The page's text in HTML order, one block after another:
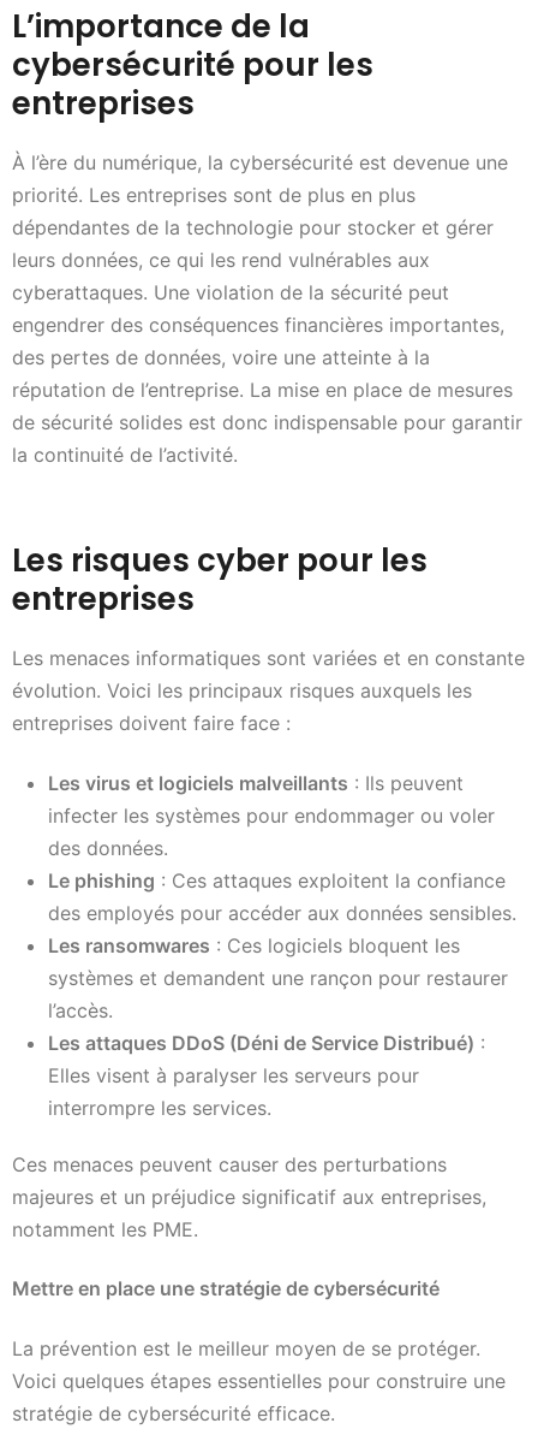
L’importance de la
cybersécurité pour les
entreprises
À l’ère du numérique, la cybersécurité est devenue une
priorité. Les entreprises sont de plus en plus
dépendantes de la technologie pour stocker et gérer
leurs données, ce qui les rend vulnérables aux
cyberattaques. Une violation de la sécurité peut
engendrer des conséquences financières importantes,
des pertes de données, voire une atteinte à la
réputation de l’entreprise. La mise en place de mesures
de sécurité solides est donc indispensable pour garantir
la continuité de l’activité.
Les risques cyber pour les
entreprises
Les menaces informatiques sont variées et en constante
évolution. Voici les principaux risques auxquels les
entreprises doivent faire face :
Les virus et logiciels malveillants : Ils peuvent
infecter les systèmes pour endommager ou voler
des données.
Le phishing : Ces attaques exploitent la confiance
des employés pour accéder aux données sensibles.
Les ransomwares : Ces logiciels bloquent les
systèmes et demandent une rançon pour restaurer
l’accès.
Les attaques DDoS (Déni de Service Distribué) :
Elles visent à paralyser les serveurs pour
interrompre les services.
Ces menaces peuvent causer des perturbations
majeures et un préjudice significatif aux entreprises,
notamment les PME.
Mettre en place une stratégie de cybersécurité
La prévention est le meilleur moyen de se protéger.
Voici quelques étapes essentielles pour construire une
stratégie de cybersécurité efficace.